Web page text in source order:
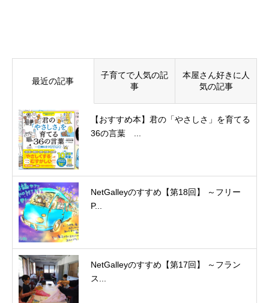
最近の記事
子育てで人気の記
事
本屋さん好きに人
気の記事
【おすすめ本】君の「やさしさ」を育てる
36の言葉 ...
NetGalleyのすすめ【第18回】 ～フリー
P...
NetGalleyのすすめ【第17回】 ～フラン
ス...